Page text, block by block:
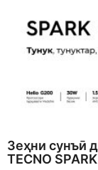
Зеҳни сунъӣ
TECNO